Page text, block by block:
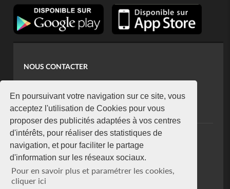
En poursuivant votre navigation sur ce site, vous
acceptez l'utilisation de Cookies pour vous
proposer des publicités adaptées à vos centres
d'intérêts, pour réaliser des statistiques de
navigation, et pour faciliter le partage
d'information sur les réseaux sociaux.
Pour en savoir plus et paramétrer les cookies,
cliquer ici
NOUS CONTACTER
koaci@yahoo.fr
+225 07 08 85 52 93
NEWSLETTER
Restez connecté via notre newsletter
S'abonner
Se désabonner